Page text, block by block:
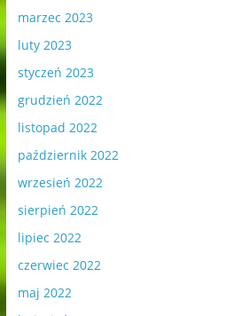
marzec 2023
luty 2023
styczeń 2023
grudzień 2022
listopad 2022
październik 2022
wrzesień 2022
sierpień 2022
lipiec 2022
czerwiec 2022
maj 2022